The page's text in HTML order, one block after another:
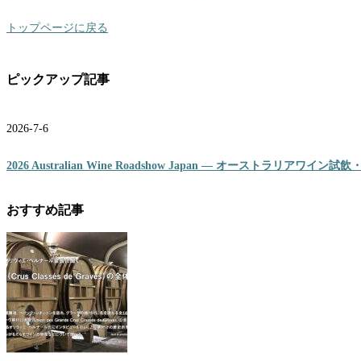
トップページに戻る
ピックアップ記事
2026-7-6
2026 Australian Wine Roadshow Japan ― オーストラリアワイン試飲
おすすめ記事